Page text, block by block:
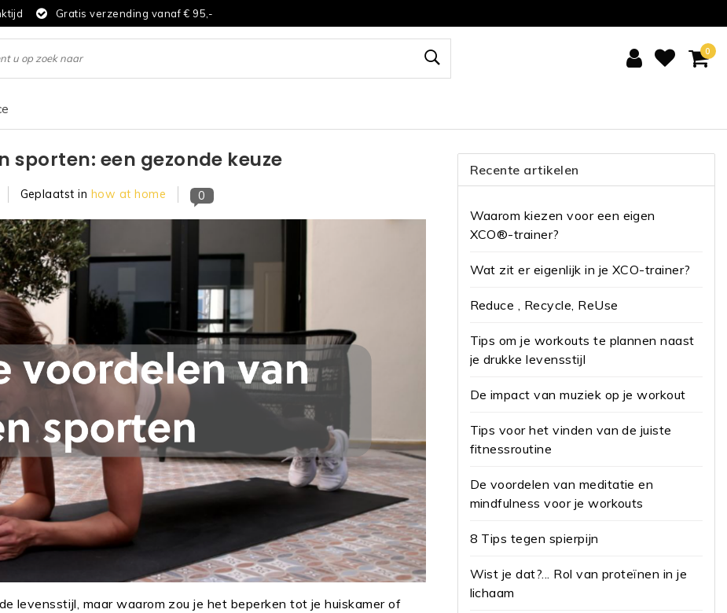
Gratis verzending vanaf € 95,-
0
een gezonde keuze
Geplaatst in how at home 0
levensstijl, maar waarom zou je het beperken tot je huiskamer of
Recente artikelen
Waarom kiezen voor een eigen
XCO®-trainer?
Wat zit er eigenlijk in je XCO-trainer?
Reduce , Recycle, ReUse
Tips om je workouts te plannen naast
je drukke levensstijl
De impact van muziek op je workout
Tips voor het vinden van de juiste
fitnessroutine
De voordelen van meditatie en
mindfulness voor je workouts
8 Tips tegen spierpijn
Wist je dat?... Rol van proteïnen in je
lichaam